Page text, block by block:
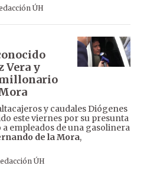
ÚH
Vera y
y caudales Diógenes
este viernes por su presunta
empleados de una gasolinera
de la Mora,
ÚH